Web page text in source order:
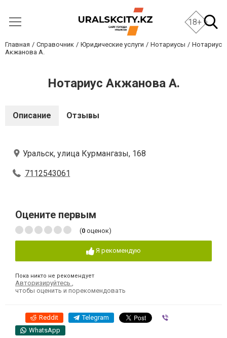
18+
Главная Справочник Юридические услуги Нотариусы
Нотариус
Акжанова А.
Нотариус Акжанова А.
Описание Отзывы
Уральск, улица Курмангазы, 168
7112543061
Оцените первым
(0 оценок)
Я рекомендую
Пока никто не рекомендует
Авторизируйтесь
чтобы оценить и порекомендовать
Reddit Telegram
WhatsApp